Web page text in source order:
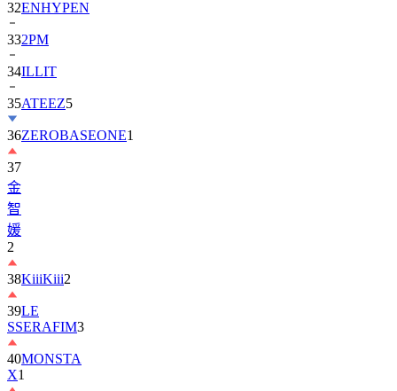
32ENHYPEN
332PM
34ILLIT
35ATEEZ5
36ZEROBASEONE1
37
金
智
媛
2
38KiiiKiii2
39LE
SSERAFIM3
40MONSTA
X1